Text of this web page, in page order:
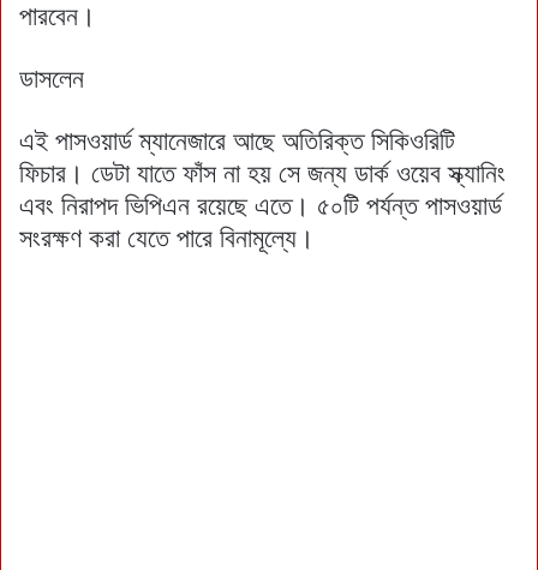
পারবেন।
ডাসলেন
এই পাসওয়ার্ড ম্যানেজারে আছে অতিরিক্ত সিকিওরিটি
ফিচার। ডেটা যাতে ফাঁস না হয় সে জন্য ডার্ক ওয়েব স্ক্যানিং
এবং নিরাপদ ভিপিএন রয়েছে এতে। ৫০টি পর্যন্ত পাসওয়ার্ড
সংরক্ষণ করা যেতে পারে বিনামূল্যে।